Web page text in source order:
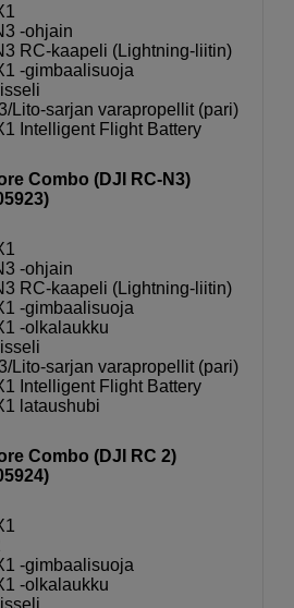
-ohjain
RC-kaapeli (Lightning-liitin)
-gimbaalisuoja
Lito-sarjan vara­propellit (pari)
Intelligent Flight Battery
Combo (DJI RC-N3)
-ohjain
RC-kaapeli (Lightning-liitin)
-gimbaalisuoja
-olkalaukku
Lito-sarjan vara­propellit (pari)
Intelligent Flight Battery
lataushubi
Combo (DJI RC 2)
-gimbaalisuoja
-olkalaukku